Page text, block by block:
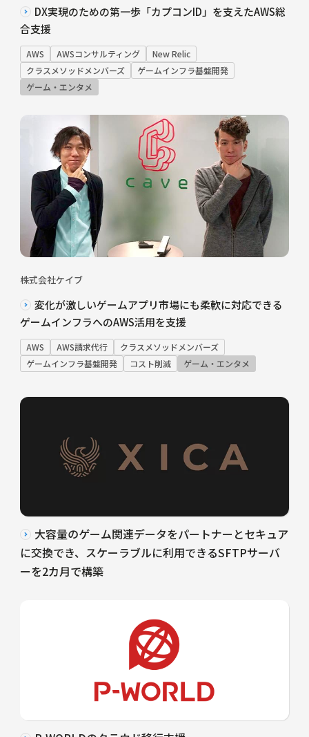
DX実現のための第一歩「カプコンID」を支えたAWS総
合支援
AWS AWSコンサルティング
New Relic
クラスメソッドメンバーズ
ゲームインフラ基盤開発
ゲーム・エンタメ
株式会社ケイブ
変化が激しいゲームアプリ市場にも柔軟に対応できる
ゲームインフラへのAWS活用を支援
AWS AWS請求代行
クラスメソッドメンバーズ
ゲームインフラ基盤開発
コスト削減 ゲーム・エンタメ
大容量のゲーム関連データをパートナーとセキュア
に交換でき、スケーラブルに利用できるSFTPサーバ
ーを2カ月で構築